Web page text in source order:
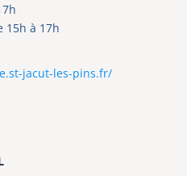
15h à 17h
jacut-les-pins.fr/